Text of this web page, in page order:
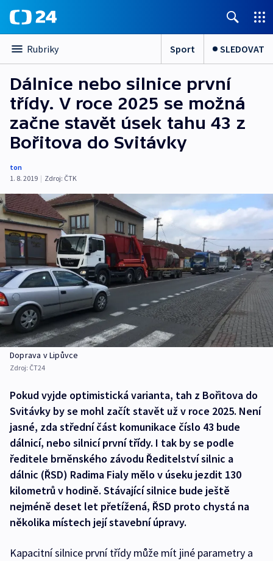
Rubriky Sport SLEDOVAT
Dálnice nebo silnice první
třídy. V roce 2025 se možná
začne stavět úsek tahu 43 z
Bořitova do Svitávky
ton
1. 8. 2019 | Zdroj: ČTK
Doprava v Lipůvce
Zdroj: ČT24
Pokud vyjde optimistická varianta, tah z Bořitova do
Svitávky by se mohl začít stavět už v roce 2025. Není
jasné, zda střední část komunikace číslo 43 bude
dálnicí, nebo silnicí první třídy. I tak by se podle
ředitele brněnského závodu Ředitelství silnic a
dálnic (ŘSD) Radima Fialy mělo v úseku jezdit 130
kilometrů v hodině. Stávající silnice bude ještě
nejméně deset let přetížená, ŘSD proto chystá na
několika místech její stavební úpravy.
Kapacitní silnice první třídy může mít jiné parametry a